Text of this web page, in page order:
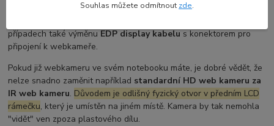
instalace bude zahrnovat i výměnu několika dalších dílů, zejména
případech také výměnu EDP display kabelu s konektorem pro
připojení k webkameře.
Pokud již webkameru ve svém notebooku máte, je dobré vědět, že
nelze snadno zaměnit například standardní HD web kameru za
IR web kameru. Důvodem je odlišný fyzický otvor v předním LCD
rámečku, který je umístěn na jiném místě. Kamera by tak nemohla
"vidět" ven zpoza plastového dílu.
Souhlas můžete odmítnout zde.